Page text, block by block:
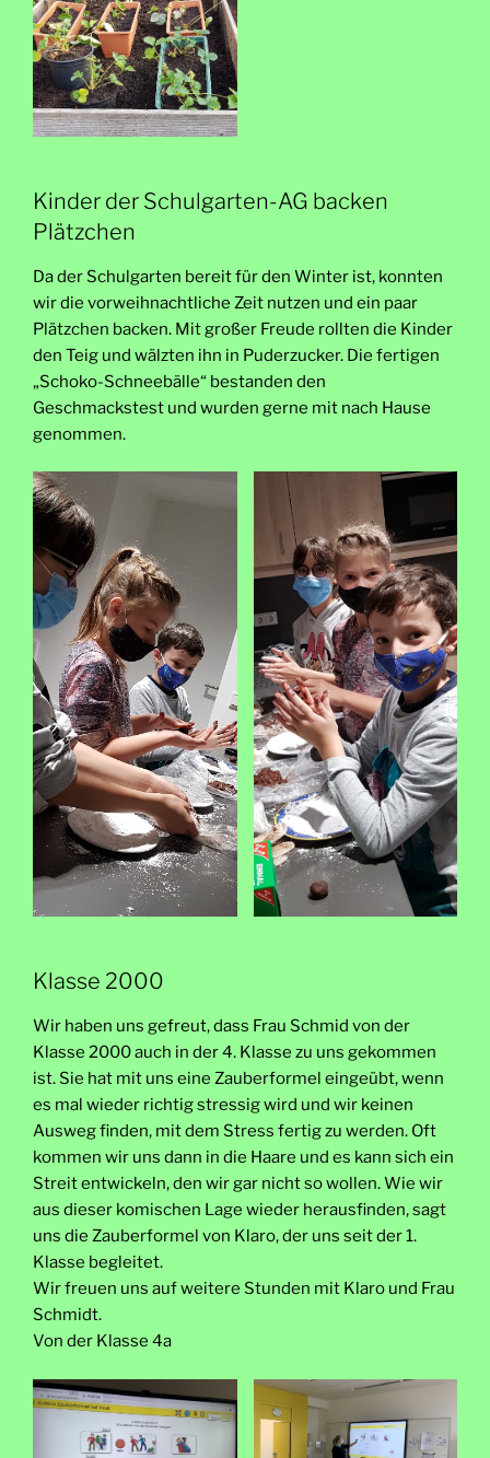
Kinder der Schulgarten-AG backen
Plätzchen
Da der Schulgarten bereit für den Winter ist, konnten
wir die vorweihnachtliche Zeit nutzen und ein paar
Plätzchen backen. Mit großer Freude rollten die Kinder
den Teig und wälzten ihn in Puderzucker. Die fertigen
„Schoko-Schneebälle“ bestanden den
Geschmackstest und wurden gerne mit nach Hause
genommen.
Klasse 2000
Wir haben uns gefreut, dass Frau Schmid von der
Klasse 2000 auch in der 4. Klasse zu uns gekommen
ist. Sie hat mit uns eine Zauberformel eingeübt, wenn
es mal wieder richtig stressig wird und wir keinen
Ausweg finden, mit dem Stress fertig zu werden. Oft
kommen wir uns dann in die Haare und es kann sich ein
Streit entwickeln, den wir gar nicht so wollen. Wie wir
aus dieser komischen Lage wieder herausfinden, sagt
uns die Zauberformel von Klaro, der uns seit der 1.
Klasse begleitet.
Wir freuen uns auf weitere Stunden mit Klaro und Frau
Schmidt.
Von der Klasse 4a